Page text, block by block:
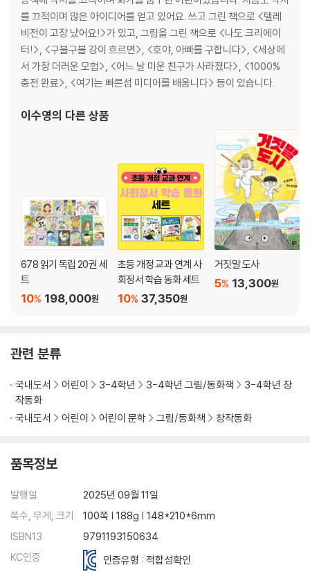
를 끄적이며 많은 아이디어를 얻고 있어요. 쓰고 그린 책으로 <텔레
비전이 고장 났어요!>가 있고, 그림을 그린 책으로 <나도 크리에이
터!>, <구불구불 강이 흐르면>, <호야, 아빠를 구합니다>, <세상에
서 가장 더러운 모험>, <어느 날 미운 친구가 사라졌다>, <1000%
충전 완료>, <여기는 빠른섬 미디어를 배웁니다> 등이 있습니다.
이수영의 다른 상품
678 읽기 독립 20권 세
트
198,000원
10%
초등 개정 교과 연계 사
회정서 학습 동화 세트
37,350원
10%
거짓말 도사
13,300원
5%
관련 분류
국내도서 어린이 3-4학년 3-4학년 그림/동화책
3-4학년 창
작동화
국내도서
어린이 어린이 문학 그림/동화책 창작동화
품목정보
발행일
2025년 09월 11일
쪽수, 무게, 크기
100쪽 | 188g | 148*210*6mm
ISBN13
9791193150634
KC인증
인증유형 : 적합성확인